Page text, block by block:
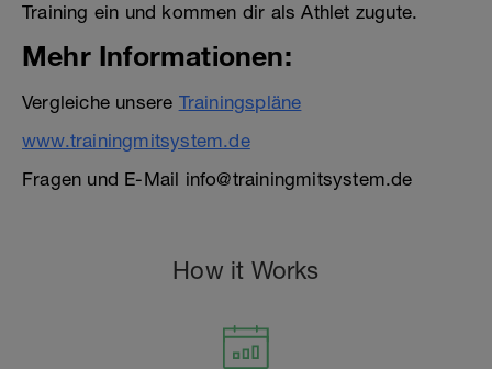
Training ein und kommen dir als Athlet zugute.
Mehr Informationen:
Vergleiche unsere Trainingspläne
www.trainingmitsystem.de
Fragen und E-Mail info@trainingmitsystem.de
How it Works